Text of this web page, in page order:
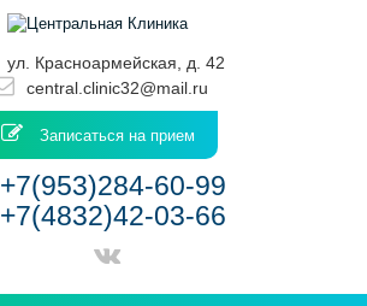
ул. Красноармейская, д. 42
central.clinic32@mail.ru
Записаться на прием
+7(953)284-60-99
+7(4832)42-03-66